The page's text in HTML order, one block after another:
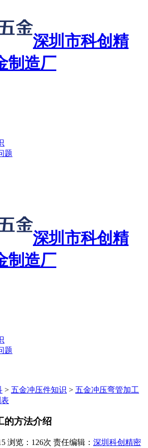
深圳市科创精
制造厂
题
深圳市科创精
制造厂
题
> 五金冲压件知识 > 五金冲压弯管加工
的方法介绍
浏览：126次 责任编辑： 深圳科创精密